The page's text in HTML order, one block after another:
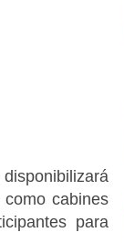
cabines
para